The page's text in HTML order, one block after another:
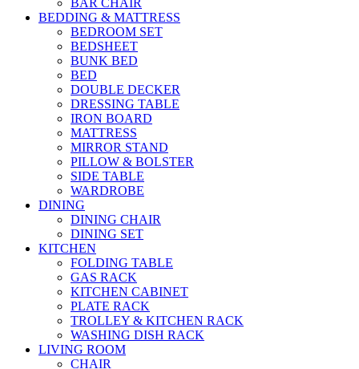
BEDDING & MATTRESS
BEDROOM SET
BEDSHEET
BUNK BED
BED
DOUBLE DECKER
DRESSING TABLE
IRON BOARD
MATTRESS
MIRROR STAND
PILLOW & BOLSTER
SIDE TABLE
WARDROBE
DINING
DINING CHAIR
DINING SET
KITCHEN
FOLDING TABLE
GAS RACK
KITCHEN CABINET
PLATE RACK
TROLLEY & KITCHEN RACK
WASHING DISH RACK
LIVING ROOM
CHAIR